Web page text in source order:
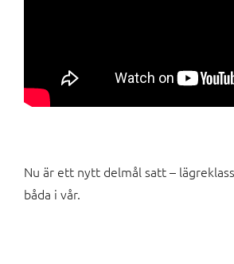
Nu är ett nytt delmål satt –
båda i vår.